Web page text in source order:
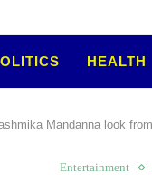
HEALTH
Mandanna look
Entertainment